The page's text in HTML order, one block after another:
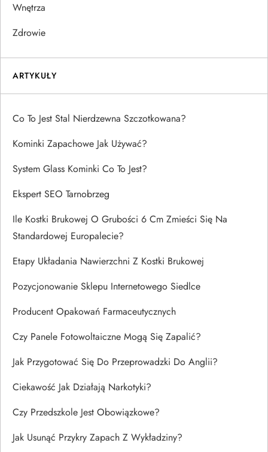
Wnętrza
Zdrowie
ARTYKUŁY
Co To Jest Stal Nierdzewna Szczotkowana?
Kominki Zapachowe Jak Używać?
System Glass Kominki Co To Jest?
Ekspert SEO Tarnobrzeg
Ile Kostki Brukowej O Grubości 6 Cm Zmieści Się Na
Standardowej Europalecie?
Etapy Układania Nawierzchni Z Kostki Brukowej
Pozycjonowanie Sklepu Internetowego Siedlce
Producent Opakowań Farmaceutycznych
Czy Panele Fotowoltaiczne Mogą Się Zapalić?
Jak Przygotować Się Do Przeprowadzki Do Anglii?
Ciekawość Jak Działają Narkotyki?
Czy Przedszkole Jest Obowiązkowe?
Jak Usunąć Przykry Zapach Z Wykładziny?